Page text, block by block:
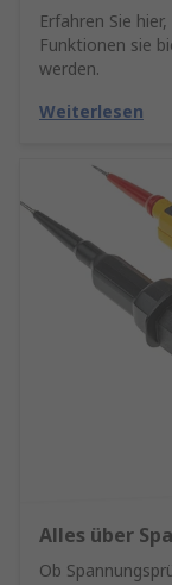
Erfahren Sie
Funktionen sie
werden.
Weiterlesen
Alles über
Ob